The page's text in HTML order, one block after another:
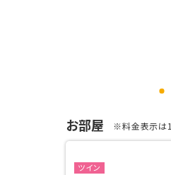
お部屋 ※料金表示は1
ツイン